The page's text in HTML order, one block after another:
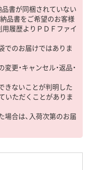
品書が同梱されていない
品書をご希望のお客様
用履歴よりＰＤＦファイ
でのお届けではありま
更・キャンセル・返品・
きないことが判明した
いただくことがありま
場合は、入荷次第のお届